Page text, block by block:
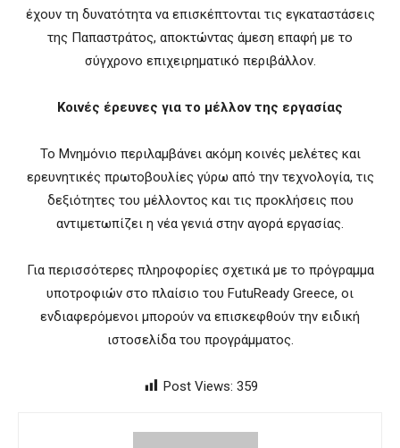
έχουν τη δυνατότητα να επισκέπτονται τις εγκαταστάσεις
της Παπαστράτος, αποκτώντας άμεση επαφή με το
σύγχρονο επιχειρηματικό περιβάλλον.
Κοινές έρευνες για το μέλλον της εργασίας
Το Μνημόνιο περιλαμβάνει ακόμη κοινές μελέτες και
ερευνητικές πρωτοβουλίες γύρω από την τεχνολογία, τις
δεξιότητες του μέλλοντος και τις προκλήσεις που
αντιμετωπίζει η νέα γενιά στην αγορά εργασίας.
Για περισσότερες πληροφορίες σχετικά με το πρόγραμμα
υποτροφιών στο πλαίσιο του FutuReady Greece, οι
ενδιαφερόμενοι μπορούν να επισκεφθούν την ειδική
ιστοσελίδα του προγράμματος.
Post Views: 359